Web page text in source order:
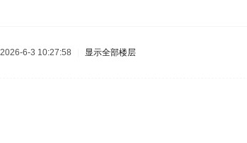
6-3 10:27:58 显示全部楼层